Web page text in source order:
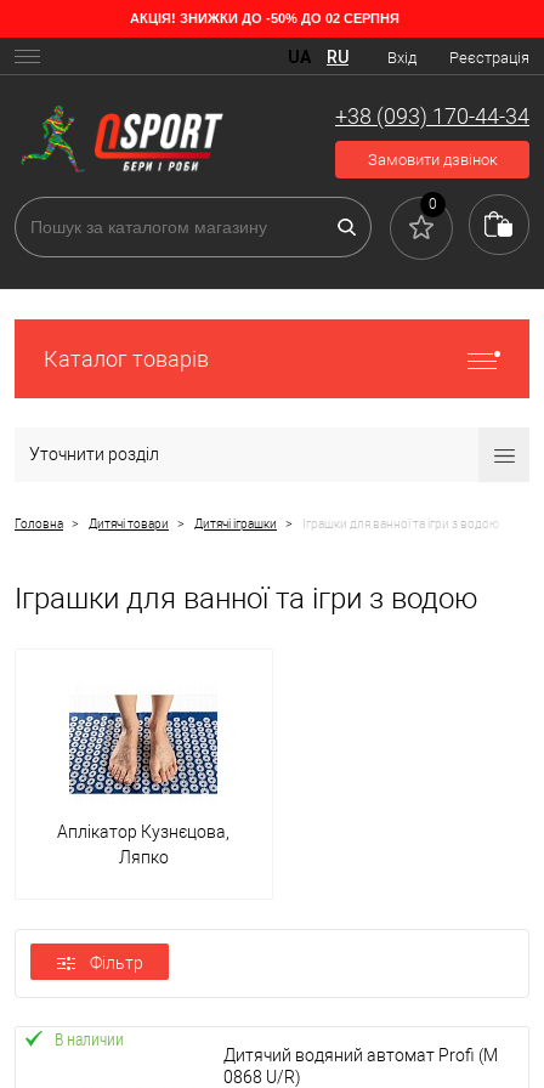
Які бувають види дитячих іграшок для купання
Часто батьки стикаються з питанням привчання дітей до води в
шампуні, які не щипають очі, ароматні гелі та пінки, набирають
ванну з комфортною температурою води. Але малюки все ж таки
протестують і не хочуть купатися, а деякі при цьому ще й сильно
плачуть, або влаштовують справжні істеричні напади. Навіть
підросла дитина далеко не завжди любить приймати водні
процедури. Незалежно від того, хлопчик це або дівчинка, дитина
Для того, щоб чадо не займалося "купанням" маминого телефону
або телевізійного пульта, виробники дитячих товарів випускають
пустити плавати по воді.
цікаво їх дітям. Існують такі види водних іграшок: Млин, водоспад,
автомийка, лабіринт, спеціальний будиночок - всі ці моделі
відносяться до каскадних виробів. Підставляючи таку іграшку під
крутиться, і вода, розливаючись по всій іграшці, знаходить із неї
вихід. Підійде така модель для діток до року, оскільки вони люблять
дивитися на механізми, що рухаються. Але враховуйте, що активні
АКЦІЯ! ЗНИЖКИ ДО -50% ДО 02 СЕРПНЯ
Вхід Реєстрація
UA RU
+38 (093) 170-44-34
Замовити дзвінок
0
Каталог товарів
Уточнити розділ
Головна > Дитячі товари > Дитячі іграшки > Іграшки для ванної та ігри з водою
Іграшки для ванної та ігри з водою
Аплікатор Кузнєцова,
Ляпко
Фільтр
В наличии
Дитячий водяний автомат Profi (M
0868 U/R)